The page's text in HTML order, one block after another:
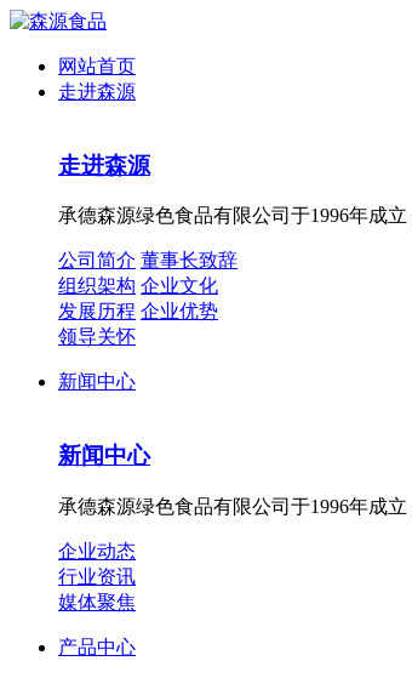
网站首页
走进森源
走进森源
承德森源绿色食品有限公司于1996年成
公司简介 董事长致辞
组织架构 企业文化
发展历程 企业优势
领导关怀
新闻中心
新闻中心
承德森源绿色食品有限公司于1996年成
企业动态
行业资讯
媒体聚焦
产品中心